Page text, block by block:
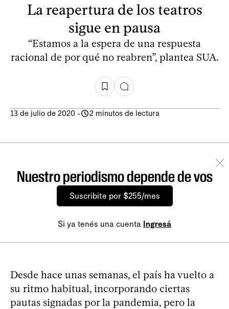
La reapertura de los teatros
sigue en pausa
“Estamos a la espera de una respuesta
racional de por qué no reabren”, plantea SUA.
13 de julio de 2020 - 2 minutos de lectura
Nuestro periodismo depende de vos
Suscribite por $255/mes
Si ya tenés una cuenta Ingresá
Desde hace unas semanas, el país ha vuelto a
su ritmo habitual, incorporando ciertas
pautas signadas por la pandemia, pero la